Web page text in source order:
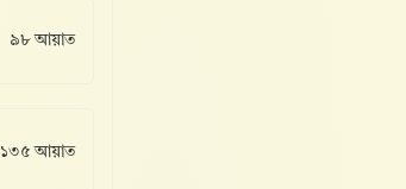
৯৮ আয়াত
১৩৫ আয়াত